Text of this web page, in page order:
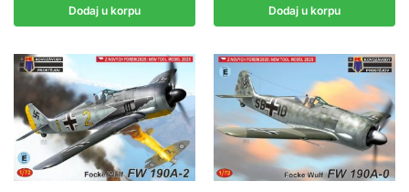
Dodaj u korpu Dodaj u korpu